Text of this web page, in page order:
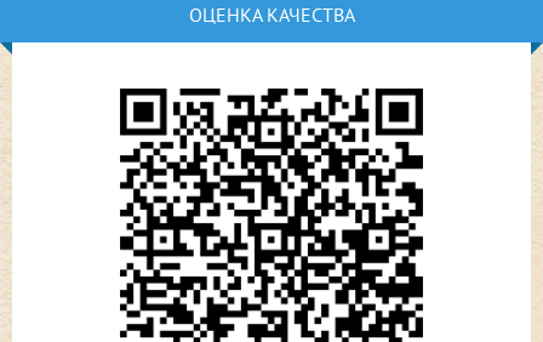
ОЦЕНКА КАЧЕСТВА